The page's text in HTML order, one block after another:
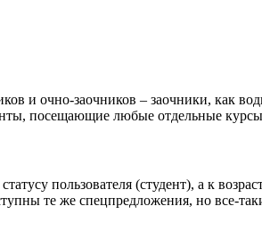
и очно-заочников – заочники, как
посещающие любые отдельные
пользователя (студент), а к
те же спецпредложения, но все-